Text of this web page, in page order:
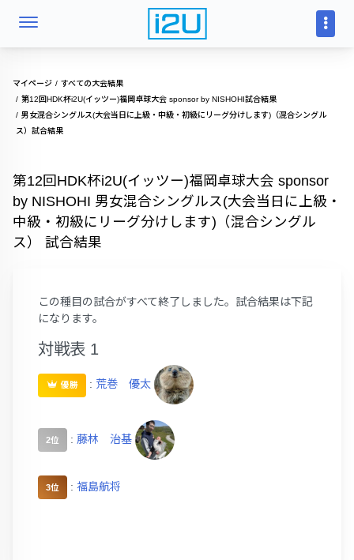
マイページ
すべての大会結果
第12回HDK杯i2U(イッツー)福岡卓球大会 sponsor by NISHOHI試合結果
男女混合シングルス(大会当日に上級・中級・初級にリーグ分けします)（混合シングル
ス）試合結果
第12回HDK杯i2U(イッツー)福岡卓球大会 sponsor
by NISHOHI 男女混合シングルス(大会当日に上級・
中級・初級にリーグ分けします)（混合シングル
ス） 試合結果
この種目の試合がすべて終了しました。試合結果は下記
になります。
対戦表 1
優勝 : 荒巻 優太
2位 : 藤林 治基
3位 : 福島航将